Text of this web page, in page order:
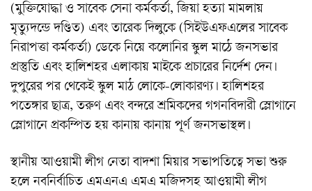
(মুক্তিযোদ্ধা ও সাবেক সেনা কর্মকর্তা, জিয়া হত্যা মামলায়
মৃত্যুদন্ডে দণ্ডিত) এবং তারেক দিলুকে (সিইউএফএলের সাবেক
নিরাপত্তা কর্মকর্তা) ডেকে নিয়ে কলোনির স্কুল মাঠে জনসভার
প্রস্তুতি এবং হালিশহর এলাকায় মাইকে প্রচারের নির্দেশ দেন।
দুপুরের পর থেকেই স্কুল মাঠ লোকে-লোকারণ্য। হালিশহর
পতেঙ্গার ছাত্র, তরুণ এবং বন্দরে শ্রমিকদের গগনবিদারী স্লোগানে
স্লোগানে প্রকম্পিত হয় কানায় কানায় পূর্ণ জনসভাস্থল।
স্থানীয় আওয়ামী লীগ নেতা বাদশা মিয়ার সভাপতিত্বে সভা শুরু
হলে নবনির্বাচিত এমএনএ এমএ মজিদসহ আওয়ামী লীগ